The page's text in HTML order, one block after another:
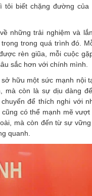
biết chặng đường của
những trải nghiệm và
trong quá trình đó.
rèn giũa, mỗi cuộc
sắc hơn với chính mình.
hữu một sức mạnh nội
mà còn là sự dịu dàng
để thích nghi với
có thể mạnh mẽ vượt
mà còn đến từ sự
quanh.